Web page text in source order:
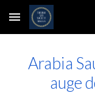
Skip to main content
Arabia
auge